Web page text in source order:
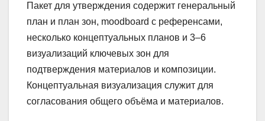
Пакет для утверждения содержит генеральный
план и план зон, moodboard с референсами,
несколько концептуальных планов и 3–6
визуализаций ключевых зон для
подтверждения материалов и композиции.
Концептуальная визуализация служит для
согласования общего объёма и материалов.